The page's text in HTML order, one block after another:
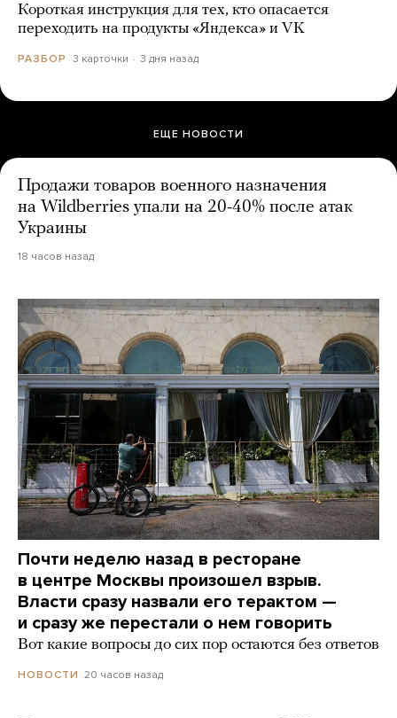
Короткая инструкция для тех, кто опасается
переходить на продукты «Яндекса» и VK
РАЗБОР 3 карточки 3 дня назад
ЕЩЕ НОВОСТИ
Продажи товаров военного назначения
на Wildberries упали на 20-40% после атак
Украины
18 часов назад
Почти неделю назад в ресторане
в центре Москвы произошел взрыв.
Власти сразу назвали его терактом —
и сразу же перестали о нем говорить
Вот какие вопросы до сих пор остаются без ответов
НОВОСТИ 20 часов назад